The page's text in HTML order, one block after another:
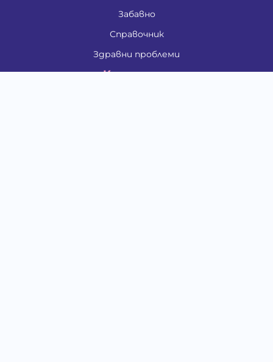
Забавно
Справочник
Здравни проблеми
Категории